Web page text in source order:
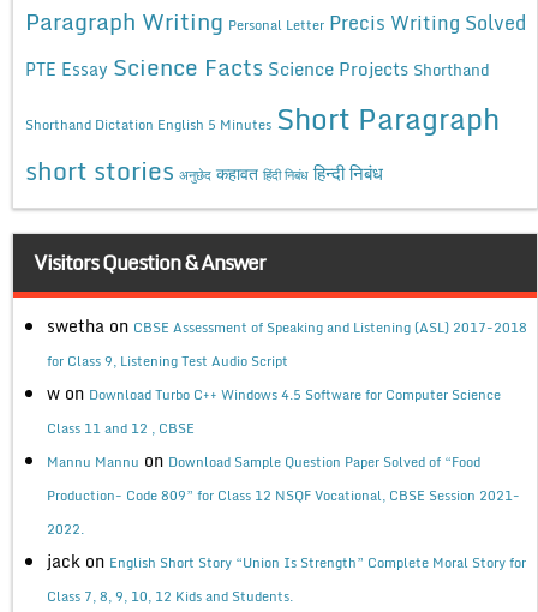
Paragraph Writing Personal Letter Precis Writing Solved
PTE Essay Science Facts Science Projects Shorthand
Shorthand Dictation English 5 Minutes Short Paragraph
short stories अनुछेद कहावत हिंदी निबंध हिन्दी निबंध
Visitors Question & Answer
swetha on CBSE Assessment of Speaking and Listening (ASL) 2017-2018
for Class 9, Listening Test Audio Script
w on Download Turbo C++ Windows 4.5 Software for Computer Science
Class 11 and 12 , CBSE
Mannu Mannu on Download Sample Question Paper Solved of “Food
Production- Code 809” for Class 12 NSQF Vocational, CBSE Session 2021-
2022.
jack on English Short Story “Union Is Strength” Complete Moral Story for
Class 7, 8, 9, 10, 12 Kids and Students.